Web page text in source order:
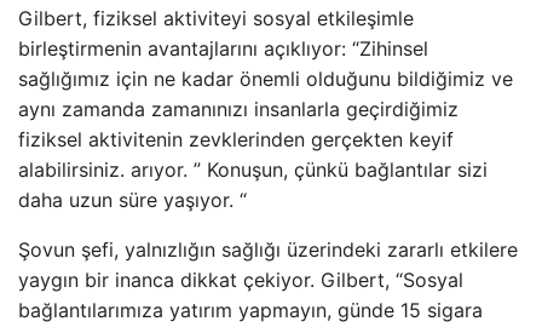
Gilbert, fiziksel aktiviteyi sosyal etkileşimle
birleştirmenin avantajlarını açıklıyor: “Zihinsel
sağlığımız için ne kadar önemli olduğunu bildiğimiz ve
aynı zamanda zamanınızı insanlarla geçirdiğimiz
fiziksel aktivitenin zevklerinden gerçekten keyif
alabilirsiniz. arıyor. ” Konuşun, çünkü bağlantılar sizi
daha uzun süre yaşıyor. “
Şovun şefi, yalnızlığın sağlığı üzerindeki zararlı etkilere
yaygın bir inanca dikkat çekiyor. Gilbert, “Sosyal
bağlantılarımıza yatırım yapmayın, günde 15 sigara